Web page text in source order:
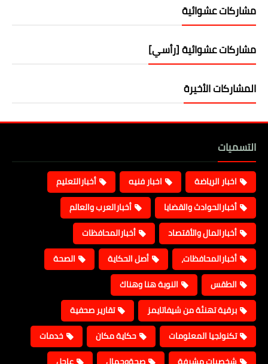
مشاركات عشوائية
مشاركات عشوائية [رأسي]
المشاركات الأخيرة
التسميات
اخبار الرياضة اخبار فنيه
أخبارالتعليم
أخبارالحوادث والقضايا
أخبارالعرب والعالم
أخبارالمال والأقتصاد
أخبارالمحافظات
أخبارالمحافظات،
أصل الحكاية
الصحة
الطقس
النوبة هنا وهناك
برقية تهنئة من شيفاتايمز
تقارير صحفية
تكنولجيا المعلومات
حكاية مكان
خدمات